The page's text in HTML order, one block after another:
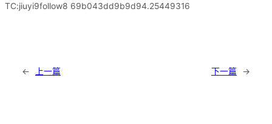
TC:jiuyi9follow8 69b043dd9b9d94.25449316
← 上一篇 下一篇 →